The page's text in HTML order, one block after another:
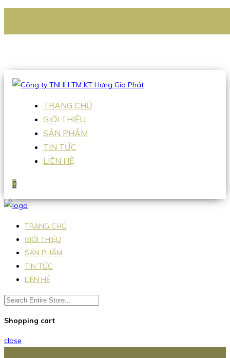
Hotline:0938 336 079
TRANG CHỦ
GIỚI THIỆU
SẢN PHẨM
TIN TỨC
LIÊN HỆ
0
TRANG CHỦ
GIỚI THIỆU
SẢN PHẨM
TIN TỨC
LIÊN HỆ
Shopping cart
close